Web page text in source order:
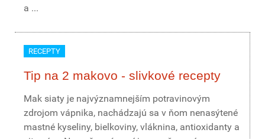
a ...
RECEPTY
Tip na 2 makovo - slivkové recepty
Mak siaty je najvýznamnejším potravinovým
zdrojom vápnika, nachádzajú sa v ňom nenasýtené
mastné kyseliny, bielkoviny, vláknina, antioxidanty a